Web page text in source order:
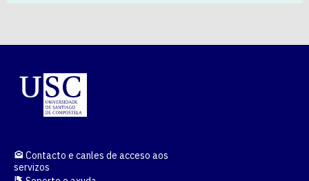
Contacto e canles de acceso aos
servizos